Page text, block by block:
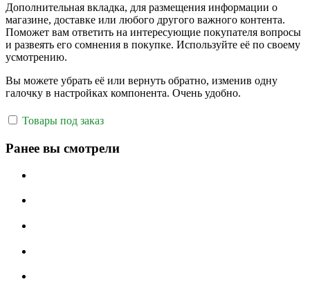
Дополнительная вкладка, для размещения информации о
магазине, доставке или любого другого важного контента.
Поможет вам ответить на интересующие покупателя вопросы
и развеять его сомнения в покупке. Используйте её по своему
усмотрению.
Вы можете убрать её или вернуть обратно, изменив одну
галочку в настройках компонента. Очень удобно.
Товары под заказ
Ранее вы смотрели